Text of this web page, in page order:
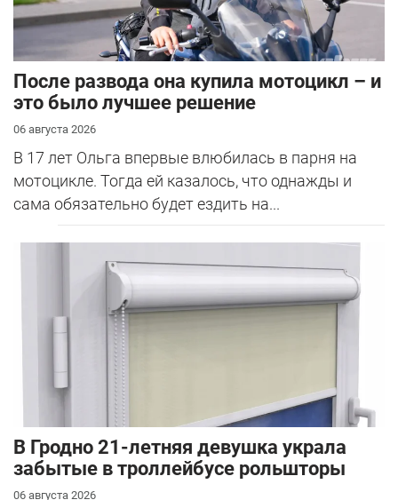
После развода она купила мотоцикл – и
это было лучшее решение
06 августа 2026
В 17 лет Ольга впервые влюбилась в парня на
мотоцикле. Тогда ей казалось, что однажды и
сама обязательно будет ездить на...
В Гродно 21-летняя девушка украла
забытые в троллейбусе рольшторы
06 августа 2026